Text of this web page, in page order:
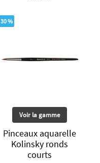
30 %
Voir la gamme
Pinceaux aquarelle
Kolinsky ronds
courts